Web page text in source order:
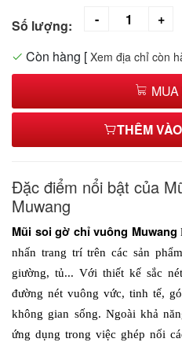
Số lượng:
Còn hàng [ Xem địa chỉ còn
THÊM
Đặc điểm nổi bật của
Muwang
Mũi soi gờ chỉ vuông Muwang
nhấn trang trí trên các sản
giường, tủ... Với thiết kế sắc
đường nét vuông vức, tinh tế,
không gian sống. Ngoài khả
ứng dụng trong việc ghép nối